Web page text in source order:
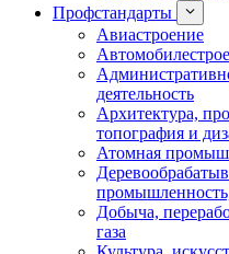
Профстандарты
Авиастроение
деятельность
Архитектура,
топография и
Атомная
Добыча,
газа